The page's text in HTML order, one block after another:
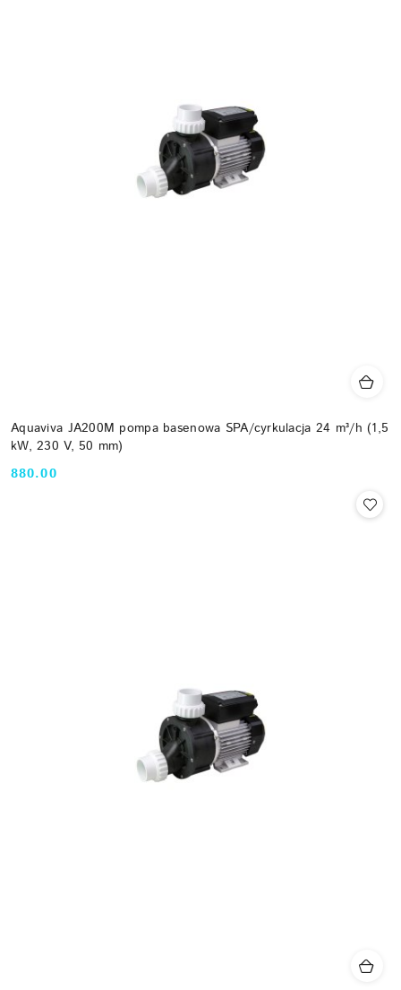
Aquaviva JA200M pompa basenowa SPA/cyrkulacja 24 m³/h (1,5
kW, 230 V, 50 mm)
Cena:
880.00